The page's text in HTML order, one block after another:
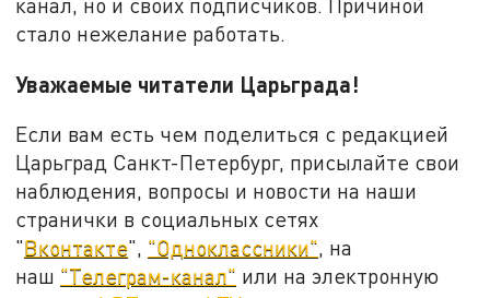
стало нежелание работать.
Уважаемые читатели Царьграда!
Если вам есть чем поделиться с редакцией
Царьград Санкт-Петербург, присылайте свои
наблюдения, вопросы и новости на наши
странички в социальных сетях
"Вконтакте", "Одноклассники", на
наш "Телеграм-канал" или на электронную